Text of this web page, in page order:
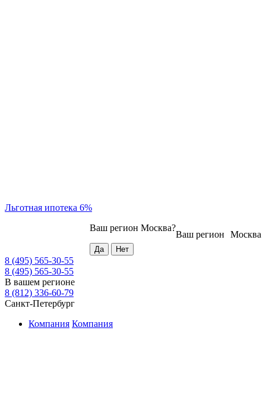
Льготная ипотека 6%
Москва
Ваш регион
Ваш регион Москва?
8 (495) 565-30-55
8 (495) 565-30-55
В вашем регионе
8 (812) 336-60-79
Санкт-Петербург
Компания Компания